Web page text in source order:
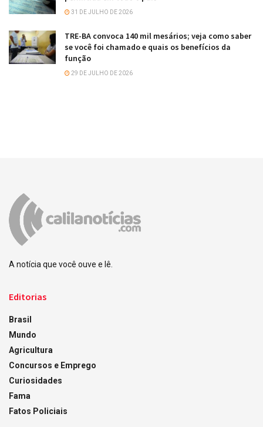
31 DE JULHO DE 2026
TRE-BA convoca 140 mil mesários; veja como saber
se você foi chamado e quais os benefícios da
função
29 DE JULHO DE 2026
A notícia que você ouve e lê.
Editorias
Brasil
Mundo
Agricultura
Concursos e Emprego
Curiosidades
Fama
Fatos Policiais